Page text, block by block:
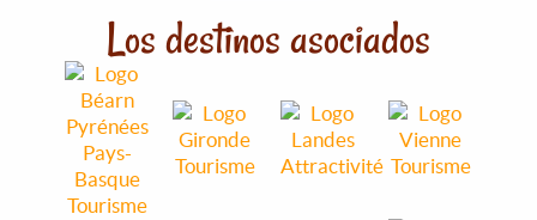
Los destinos asociados